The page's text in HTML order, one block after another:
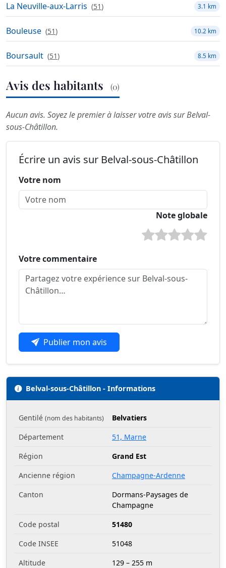
La Neuville-aux-Larris (51) 3.1 km
Bouleuse (51) 10.2 km
Boursault (51) 8.5 km
Avis des habitants (0)
Aucun avis. Soyez le premier à laisser votre avis sur Belval-
sous-Châtillon.
Écrire un avis sur Belval-sous-Châtillon
Votre nom
Note globale
Votre commentaire
Publier mon avis
Belval-sous-Châtillon - Informations
Gentilé (nom des habitants)
Belvatiers
Département
51, Marne
Région
Grand Est
Ancienne région
Champagne-Ardenne
Canton
Dormans-Paysages de
Champagne
Code postal
51480
Code INSEE
51048
Altitude
129 – 255 m